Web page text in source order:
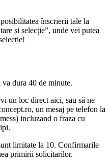
înscrierii tale la
și selecție”, unde vei putea
dura 40 de minute.
un loc direct aici, sau să ne
un mesaj pe telefon la
incluzand o fraza cu
limitate la 10. Confirmarile
primirii solicitarilor.